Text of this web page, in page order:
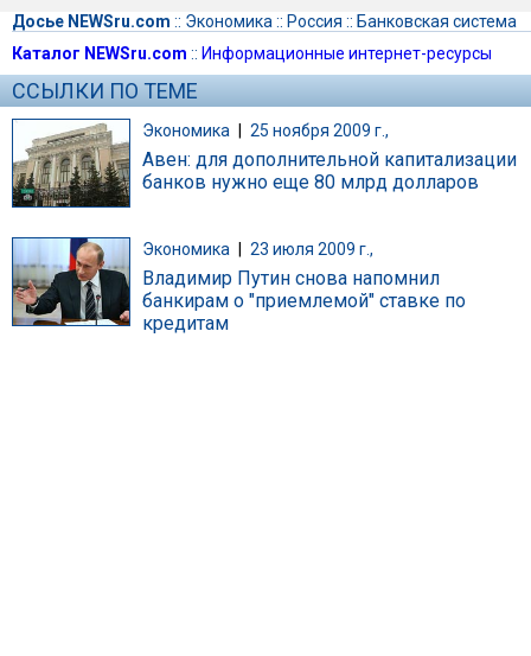
Досье NEWSru.com :: Экономика :: Россия :: Банковская система
Каталог NEWSru.com :: Информационные интернет-ресурсы
ССЫЛКИ ПО ТЕМЕ
Экономика | 25 ноября 2009 г.,
Авен: для дополнительной капитализации
банков нужно еще 80 млрд долларов
Экономика 23 июля 2009 г.,
Владимир Путин снова напомнил
банкирам о "приемлемой" ставке по
кредитам